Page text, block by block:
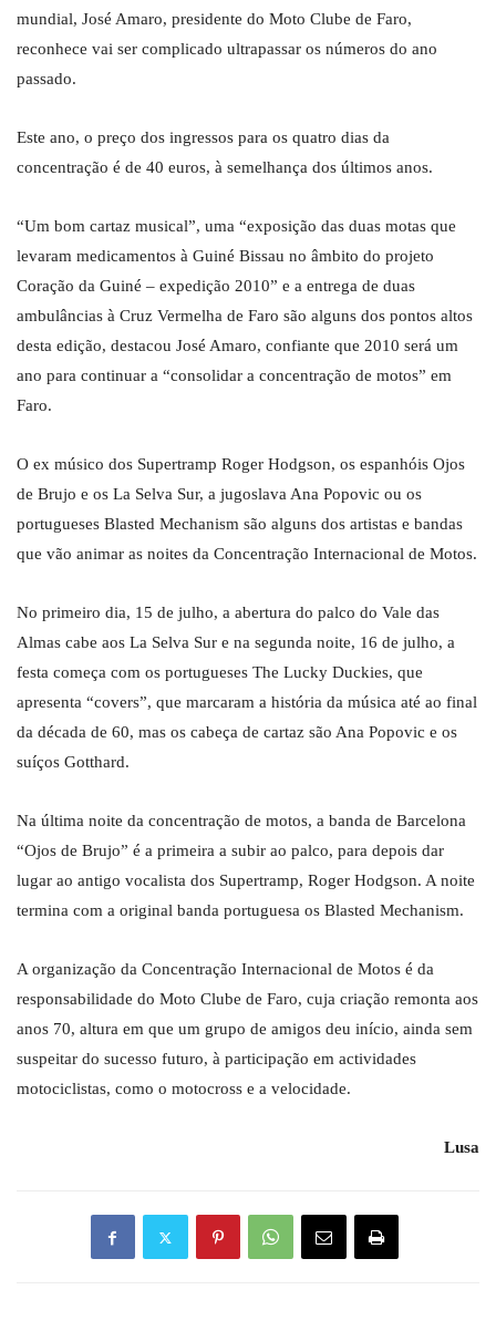
mundial, José Amaro, presidente do Moto Clube de Faro,
reconhece vai ser complicado ultrapassar os números do ano
passado.
Este ano, o preço dos ingressos para os quatro dias da
concentração é de 40 euros, à semelhança dos últimos anos.
“Um bom cartaz musical”, uma “exposição das duas motas que
levaram medicamentos à Guiné Bissau no âmbito do projeto
Coração da Guiné – expedição 2010” e a entrega de duas
ambulâncias à Cruz Vermelha de Faro são alguns dos pontos altos
desta edição, destacou José Amaro, confiante que 2010 será um
ano para continuar a “consolidar a concentração de motos” em
Faro.
O ex músico dos Supertramp Roger Hodgson, os espanhóis Ojos
de Brujo e os La Selva Sur, a jugoslava Ana Popovic ou os
portugueses Blasted Mechanism são alguns dos artistas e bandas
que vão animar as noites da Concentração Internacional de Motos.
No primeiro dia, 15 de julho, a abertura do palco do Vale das
Almas cabe aos La Selva Sur e na segunda noite, 16 de julho, a
festa começa com os portugueses The Lucky Duckies, que
apresenta “covers”, que marcaram a história da música até ao final
da década de 60, mas os cabeça de cartaz são Ana Popovic e os
suíços Gotthard.
Na última noite da concentração de motos, a banda de Barcelona
“Ojos de Brujo” é a primeira a subir ao palco, para depois dar
lugar ao antigo vocalista dos Supertramp, Roger Hodgson. A noite
termina com a original banda portuguesa os Blasted Mechanism.
A organização da Concentração Internacional de Motos é da
responsabilidade do Moto Clube de Faro, cuja criação remonta aos
anos 70, altura em que um grupo de amigos deu início, ainda sem
suspeitar do sucesso futuro, à participação em actividades
motociclistas, como o motocross e a velocidade.
Lusa